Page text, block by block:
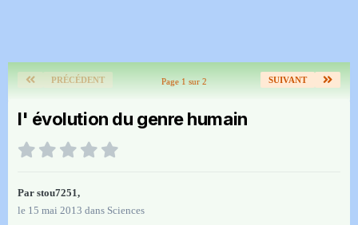
PRÉCÉDENT SUIVANT
Page 1 sur 2
l' évolution du genre humain
Par stou7251,
le 15 mai 2013 dans Sciences